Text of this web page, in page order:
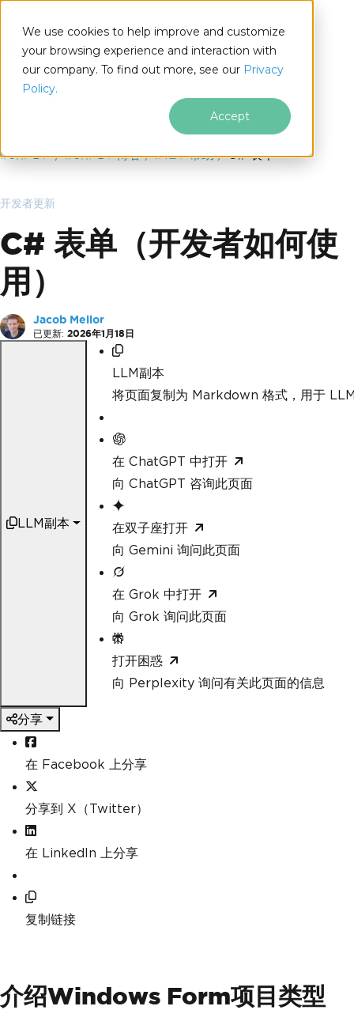
We use cookies to help improve and customize
your browsing experience and interaction with
our company. To find out more, see our Privacy
Policy.
Accept
.NET
跳至页脚内容
IronPDF IronPDF博客 .NET 帮助 C# 表单
开发者更新
C# 表单（开发者如何使
用）
Jacob Mellor
已更新: 2026年1月18日
LLM副本
LLM副本
将页面复制为 Markdown 格式，用于
在 ChatGPT 中打开
向 ChatGPT 咨询此页面
在双子座打开
向 Gemini 询问此页面
在 Grok 中打开
向 Grok 询问此页面
打开困惑
向 Perplexity 询问有关此页面的信息
分享
在 Facebook 上分享
分享到 X（Twitter）
在 LinkedIn 上分享
复制链接
介绍Windows Form项目类型